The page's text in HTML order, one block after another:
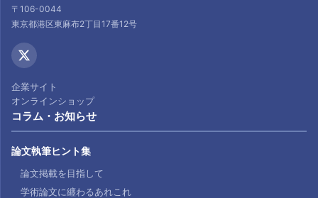
〒106-0044
東京都港区東麻布2丁目17番12号
企業サイト
オンラインショップ
コラム・お知らせ
論文執筆ヒント集
論文掲載を目指して
学術論文に纏わるあれこれ